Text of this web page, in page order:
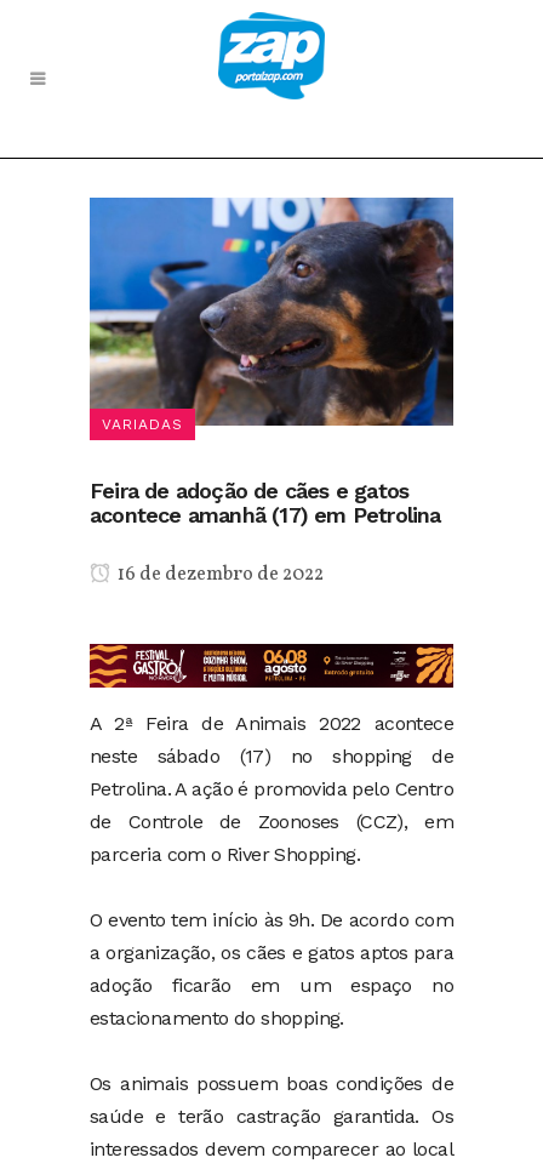
VARIADAS
Feira de adoção de cães e gatos
acontece amanhã (17) em Petrolina
16 de dezembro de 2022
A 2ª Feira de Animais 2022 acontece
neste sábado (17) no shopping de
Petrolina. A ação é promovida pelo Centro
de Controle de Zoonoses (CCZ), em
parceria com o River Shopping.
O evento tem início às 9h. De acordo com
a organização, os cães e gatos aptos para
adoção ficarão em um espaço no
estacionamento do shopping.
Os animais possuem boas condições de
saúde e terão castração garantida. Os
interessados devem comparecer ao local